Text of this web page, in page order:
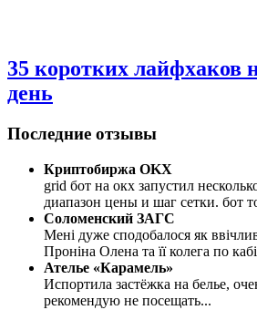
35 коротких лайфхаков
день
Последние отзывы
Криптобиржа OKX
grid бот на окх запустил
диапазон цены и шаг сетки. бот
Соломенский ЗАГС
Мені дуже сподобалося як
Проніна Олена та її колега по
Ателье «Карамель»
Испортила застёжка на белье,
рекомендую не посещать...